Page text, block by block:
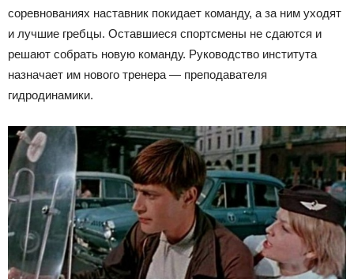
соревнованиях наставник покидает команду, а за ним уходят
и лучшие гребцы. Оставшиеся спортсмены не сдаются и
решают собрать новую команду. Руководство института
назначает им нового тренера — преподавателя
гидродинамики.